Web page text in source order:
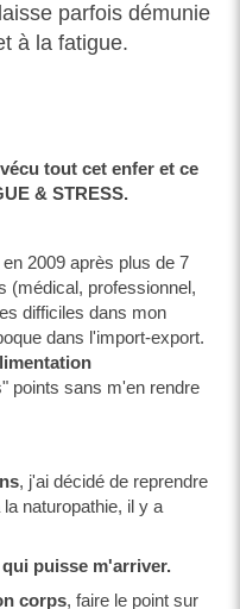
parfois démunie
à la fatigue.
tout cet enfer et ce
& STRESS.
2009 après plus de 7
(médical, professionnel,
difficiles dans mon
dans l'import-export.
points sans m'en rendre
, j'ai décidé de reprendre
naturopathie, il y a
puisse m'arriver.
corps, faire le point sur